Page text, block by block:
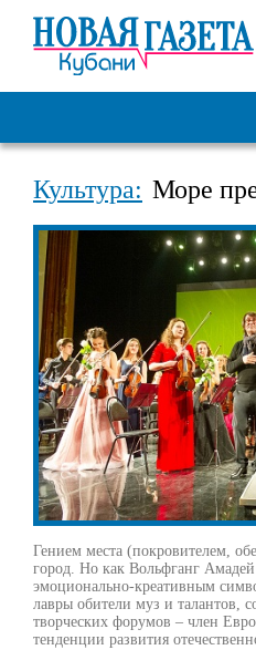
Культура: Море
Гением места (покровителем,
город. Но как Вольфганг
эмоционально-креативным
лавры обители муз и талантов,
творческих форумов – член
тенденции развития